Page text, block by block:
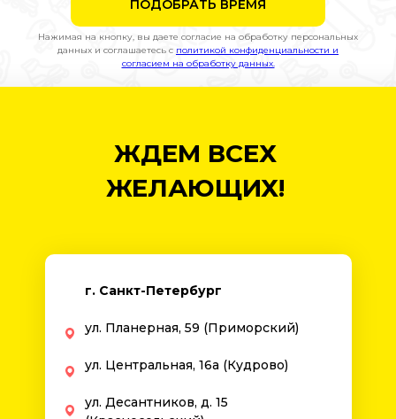
Нажимая на кнопку, вы даете согласие на обработку персональных
данных и соглашаетесь c политикой конфиденциальности и
согласием на обработку данных.
ПОДОБРАТЬ ВРЕМЯ
ЖДЕМ ВСЕХ
ЖЕЛАЮЩИХ!
г. Санкт-Петербург
ул. Планерная, 59 (Приморский)
ул. Центральная, 16а (Кудрово)
ул. Десантников, д. 15